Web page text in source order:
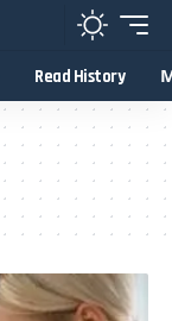
Read History